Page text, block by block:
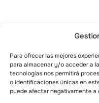
Para ofrecer las mejores
para almacenar y/o acceder a
tecnologías nos permitirá
o identificaciones únicas en
puede afectar negativamente